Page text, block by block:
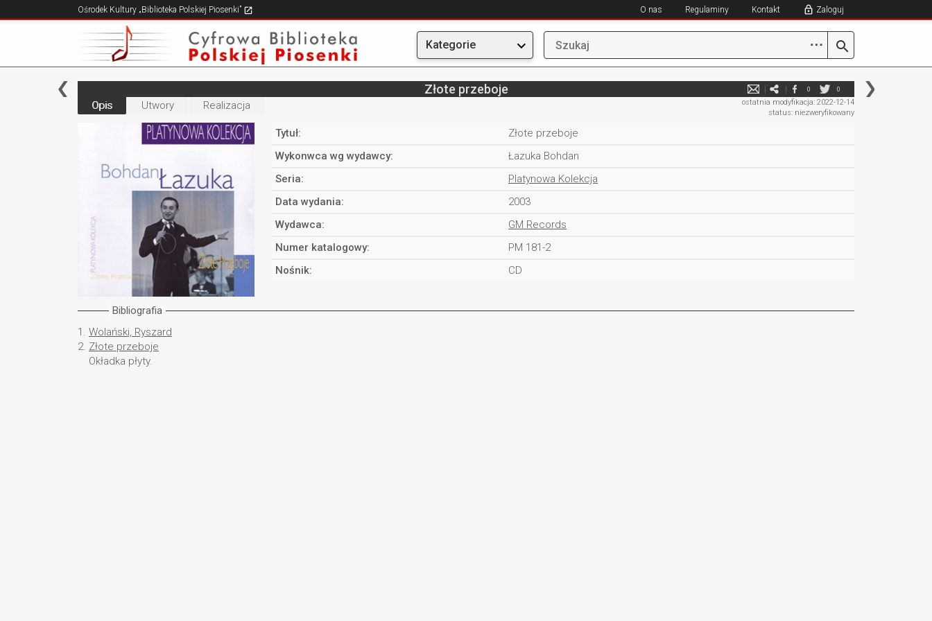
Ośrodek Kultury „Biblioteka Polskiej Piosenki” O nas Regulaminy Kontakt Zaloguj
Kategorie ⋯
Złote przeboje 0 0
ostatnia modyfikacja: 2022-12-14
status: niezweryfikowany
Opis Utwory Realizacja
Tytuł:
Złote przeboje
Wykonwca wg wydawcy:
Łazuka Bohdan
Seria:
Platynowa Kolekcja
Data wydania:
2003
Wydawca:
GM Records
Numer katalogowy:
PM 181-2
Nośnik:
CD
Bibliografia
1. Wolański, Ryszard
2. Złote przeboje
Okładka płyty.